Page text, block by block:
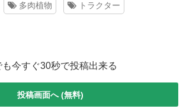
多肉植物 トラクター
も今すぐ30秒で投稿出来る
投稿画面へ (無料)